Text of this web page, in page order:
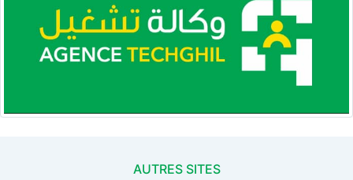
AUTRES SITES